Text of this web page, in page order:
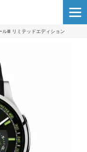
ルⅢ リミテッドエディション